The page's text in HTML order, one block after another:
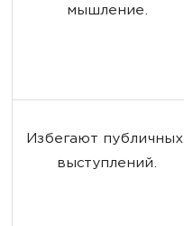
мышление.
Избегают публичных
выступлений.